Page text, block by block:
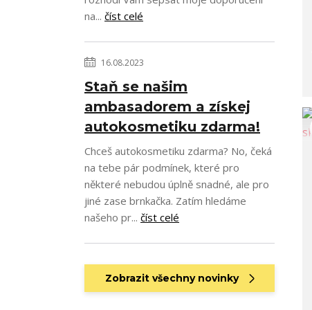
na... číst celé
16.08.2023
Staň se našim
ambasadorem a získej
autokosmetiku zdarma!
Chceš autokosmetiku zdarma? No, čeká
na tebe pár podmínek, které pro
některé nebudou úplně snadné, ale pro
jiné zase brnkačka. Zatím hledáme
našeho pr... číst celé
Zobrazit všechny novinky